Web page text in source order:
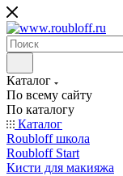
Каталог
По всему сайту
По каталогу
Каталог
Roubloff школа
Roubloff Start
Кисти для макияжа